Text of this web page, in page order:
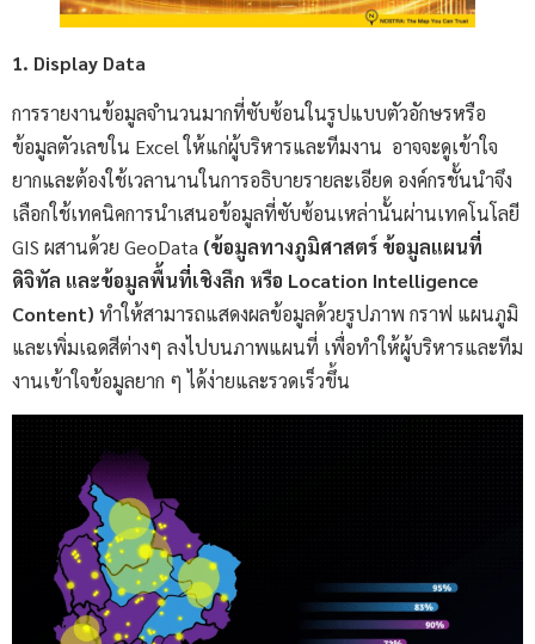
1. Display Data
การรายงานข้อมูลจำนวนมากที่ซับซ้อนในรูปแบบตัวอักษรหรือ
ข้อมูลตัวเลขใน Excel ให้แก่ผู้บริหารและทีมงาน อาจจะดูเข้าใจ
ยากและต้องใช้เวลานานในการอธิบายรายละเอียด องค์กรชั้นนำจึง
เลือกใช้เทคนิคการนำเสนอข้อมูลที่ซับซ้อนเหล่านั้นผ่านเทคโนโลยี
GIS ผสานด้วย GeoData (ข้อมูลทางภูมิศาสตร์ ข้อมูลแผนที่
ดิจิทัล และข้อมูลพื้นที่เชิงลึก หรือ Location Intelligence
Content) ทำให้สามารถแสดงผลข้อมูลด้วยรูปภาพ กราฟ แผนภูมิ
และเพิ่มเฉดสีต่างๆ ลงไปบนภาพแผนที่ เพื่อทำให้ผู้บริหารและทีม
งานเข้าใจข้อมูลยาก ๆ ได้ง่ายและรวดเร็วขึ้น